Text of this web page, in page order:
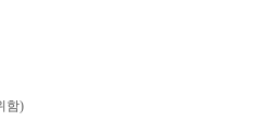
함)